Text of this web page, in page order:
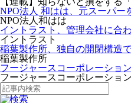
NPO法人 和はは、元スーパー
NPO法人和はは
イントラスト、管理会社に合
イントラスト
稲葉製作所、独自の開閉構造
稲葉製作所
フージャースコーポレーショ
フージャースコーポレーション